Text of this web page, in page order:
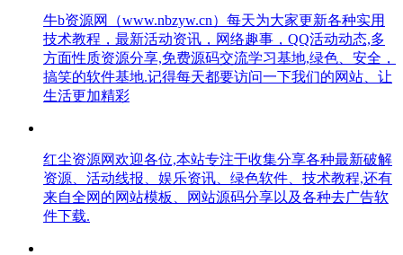
牛b资源网（www.nbzyw.cn）每天为大家更新各种实用
技术教程，最新活动资讯，网络趣事，QQ活动动态,多
方面性质资源分享,免费源码交流学习基地,绿色、安全，
搞笑的软件基地.记得每天都要访问一下我们的网站、让
生活更加精彩
红尘资源网欢迎各位,本站专注于收集分享各种最新破解
资源、活动线报、娱乐资讯、绿色软件、技术教程,还有
来自全网的网站模板、网站源码分享以及各种去广告软
件下载.